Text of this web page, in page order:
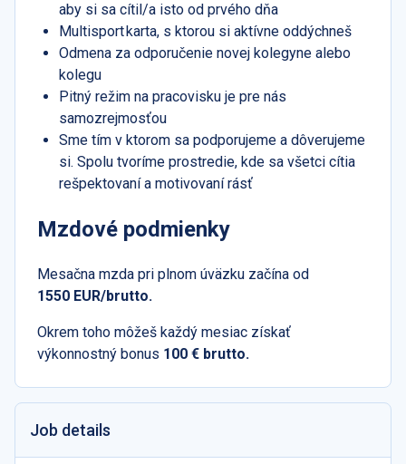
aby si sa cítil/a isto od prvého dňa
Multisport karta, s ktorou si aktívne oddýchneš
Odmena za odporučenie novej kolegyne alebo
kolegu
Pitný režim na pracovisku je pre nás
samozrejmosťou
Sme tím v ktorom sa podporujeme a dôverujeme
si. Spolu tvoríme prostredie, kde sa všetci cítia
rešpektovaní a motivovaní rásť
Mzdové podmienky
Mesačna mzda pri plnom úväzku začína od
1550 EUR/brutto.
Okrem toho môžeš každý mesiac získať
výkonnostný bonus 100 € brutto.
Job details